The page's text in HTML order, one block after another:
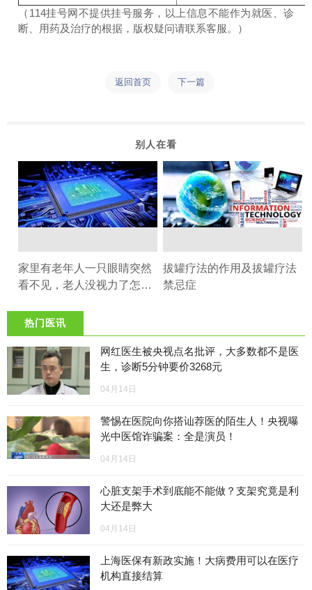
（114挂号网不提供挂号服务，以上信息不能作为就医、诊
断、用药及治疗的根据，版权疑问请联系客服。）
返回首页 下一篇
别人在看
家里有老年人一只眼睛突然
看不见，老人没视力了怎么
拔罐疗法的作用及拔罐疗法
禁忌症
热门医讯
网红医生被央视点名批评，大多数都不是医
生，诊断5分钟要价3268元
04月14日
警惕在医院向你搭讪荐医的陌生人！央视曝
光中医馆诈骗案：全是演员！
04月14日
心脏支架手术到底能不能做？支架究竟是利
大还是弊大
04月14日
上海医保有新政实施！大病费用可以在医疗
机构直接结算